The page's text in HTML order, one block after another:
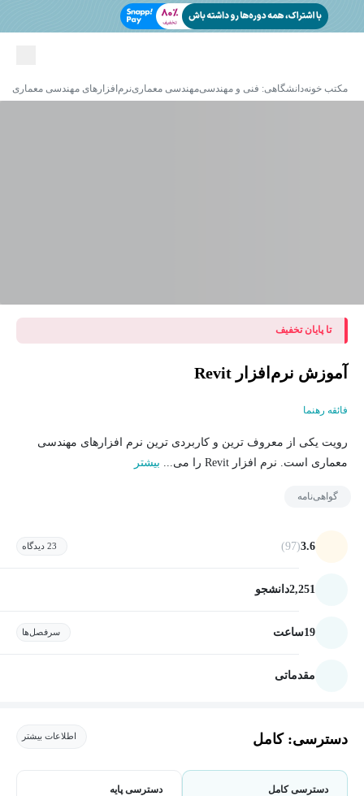
مکتب خونهدانشگاهی: فنی و مهندسیمهندسی معمارینرم‌افزارهای مهندسی معماری
تا پایان تخفیف
آموزش نرم‌افزار Revit
فائقه رهنما
رویت یکی از معروف ترین و کاربردی ترین نرم افزارهای مهندسی
معماری است. نرم افزار Revit را می...
بیشتر
گواهی‌نامه
3.6
(97) 23 دیدگاه
2,251دانشجو
19ساعت سرفصل‌ها
مقدماتی
دسترسی: کامل اطلاعات بیشتر
دسترسی کامل دسترسی پایه